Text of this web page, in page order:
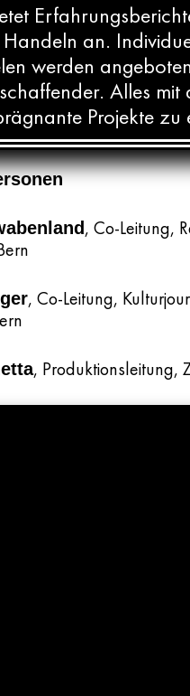
an.
werden
Alles
Projekte zu
, Co-Leitung,
, Co-Leitung,
, Produktionsleitung,